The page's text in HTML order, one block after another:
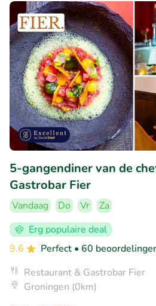
5-gangendiner van de
Gastrobar Fier
Vandaag Do Vr
Za
Erg populaire deal
9.6
Perfect • 60
Restaurant & Gastrobar Fier
Groningen (0km)